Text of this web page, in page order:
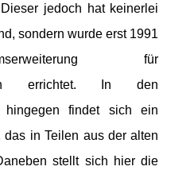
jedoch hat keinerlei
sondern wurde erst 1991
für
errichtet. In den
hingegen findet sich ein
das in Teilen aus der alten
stellt sich hier die